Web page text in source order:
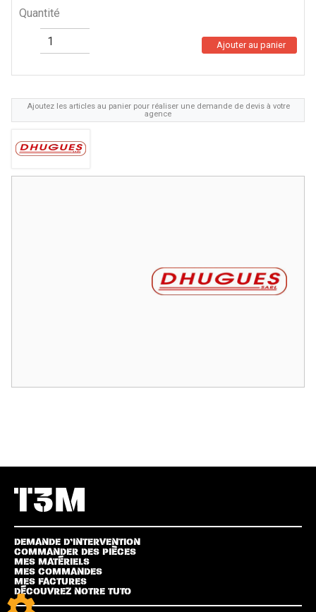
Ajoutez les articles au panier pour réaliser une demande de devis à votre
agence
Quantité
Ajouter au panier
DEMANDE D’INTERVENTION
COMMANDER DES PIÈCES
MES MATÉRIELS
MES COMMANDES
MES FACTURES
DÉCOUVREZ NOTRE TUTO